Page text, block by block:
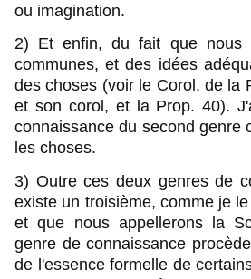
ou imagination.
2) Et enfin, du fait que nous
communes, et des idées
des choses (voir le Corol. de la
et son corol, et la Prop. 40).
connaissance du second genre
les choses.
3) Outre ces deux genres de
existe un troisième, comme je
et que nous appellerons la
genre de connaissance
de l'essence formelle de